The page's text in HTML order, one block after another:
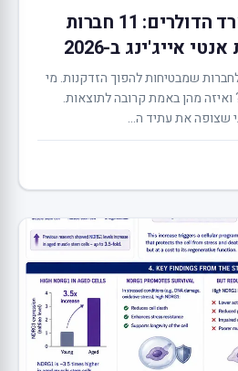
המירוץ של מיליארד הדולרים: 11 חברות
אייג'ינג ב-2026
שמבטיחות להפוך הזדקנות. מי
מהן באמת קרובה לתוצאות.
שצופה את עתיד ה...